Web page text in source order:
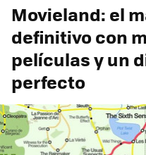
Movieland: el
definitivo con
películas y un
perfecto